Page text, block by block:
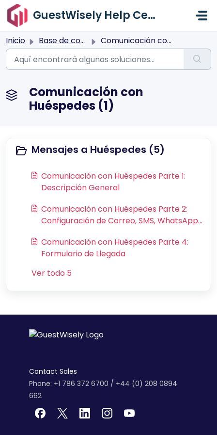
Saltar al contenido principal
GuestWisely Help Center
Inicio Base de conocimientos Comunicación con Huéspedes
Comunicación con
Huéspedes (1)
Mensajes a Huéspedes (5)
Comunicación con Huéspedes Parte 1:
Descripción General
Comunicación con Huéspedes Parte 2:
Configuración de Correo, SMS, WhatsApp,
Comunicación con Huéspedes Parte 4:
Formulario de Llegada
Ver todo 5
Contact Sales
Phone: +1 786 372 6700 / +44 (0) 208 0894
662